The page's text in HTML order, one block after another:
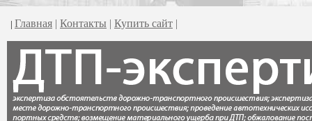
| Главная | Контакты | Купить сайт |